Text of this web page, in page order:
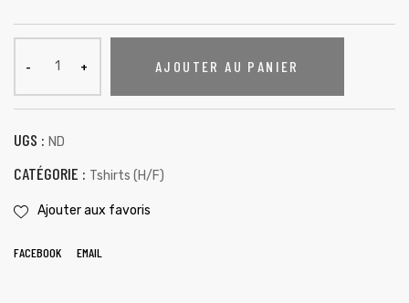
AJOUTER AU PANIER
UGS : ND
CATÉGORIE : Tshirts (H/F)
Ajouter aux favoris
FACEBOOK EMAIL